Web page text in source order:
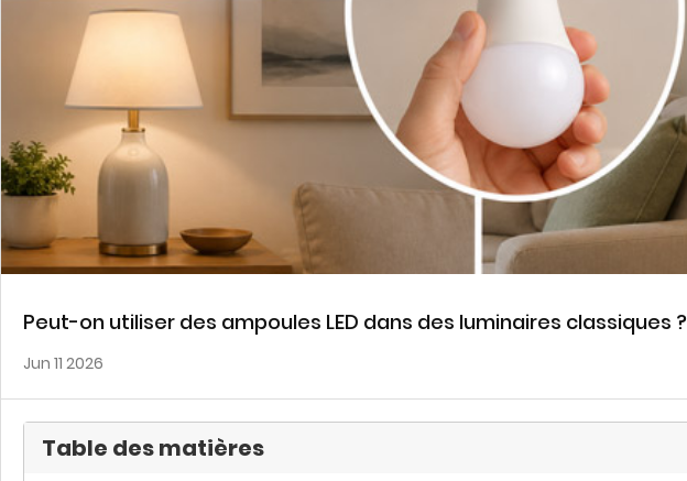
Peut-on utiliser des ampoules LED dans des luminaires classiques ?
Jun 11 2026
Table des matières